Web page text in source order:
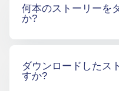
大の利点です - 通知
トーリーを匿名で視
何本のストーリーを
か?
ある限り、好きな
ードできます。
ダウンロードしたス
すか?